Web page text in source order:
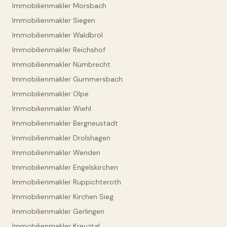
Immobilienmakler Morsbach
Immobilienmakler Siegen
Immobilienmakler Waldbröl
Immobilienmakler Reichshof
Immobilienmakler Nümbrecht
Immobilienmakler Gummersbach
Immobilienmakler Olpe
Immobilienmakler Wiehl
Immobilienmakler Bergneustadt
Immobilienmakler Drolshagen
Immobilienmakler Wenden
Immobilienmakler Engelskirchen
Immobilienmakler Ruppichteroth
Immobilienmakler Kirchen Sieg
Immobilienmakler Gerlingen